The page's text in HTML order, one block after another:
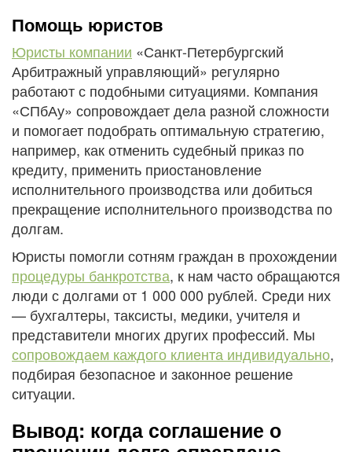
Помощь юристов
Юристы компании «Санкт-Петербургский
Арбитражный управляющий» регулярно
работают с подобными ситуациями. Компания
«СПбАу» сопровождает дела разной сложности
и помогает подобрать оптимальную стратегию,
например, как отменить судебный приказ по
кредиту, применить приостановление
исполнительного производства или добиться
прекращение исполнительного производства по
долгам.
Юристы помогли сотням граждан в прохождении
процедуры банкротства, к нам часто обращаются
люди с долгами от 1 000 000 рублей. Среди них
— бухгалтеры, таксисты, медики, учителя и
представители многих других профессий. Мы
сопровождаем каждого клиента индивидуально,
подбирая безопасное и законное решение
ситуации.
Вывод: когда соглашение о